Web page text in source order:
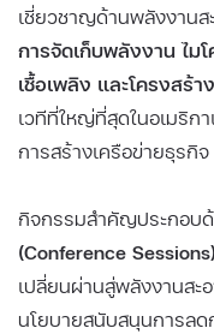
เชี่ยวชาญด้านพลังงาน
การจัดเก็บพลังงาน ไม
เชื้อเพลิง และโครงสร้
เวทีที่ใหญ่ที่สุดในอเมริก
การสร้างเครือข่ายธุรกิจ
กิจกรรมสำคัญประกอบ
(Conference Sessions)
เปลี่ยนผ่านสู่พลังงานสะ
นโยบายสนับสนุนการล